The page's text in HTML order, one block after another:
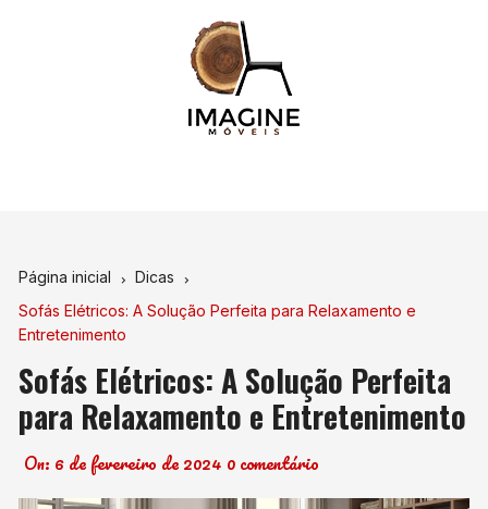
Página inicial
Dicas
Sofás Elétricos: A Solução Perfeita para Relaxamento e
Entretenimento
Sofás Elétricos: A Solução Perfeita
para Relaxamento e Entretenimento
On: 6 de fevereiro de 2024 0 comentário